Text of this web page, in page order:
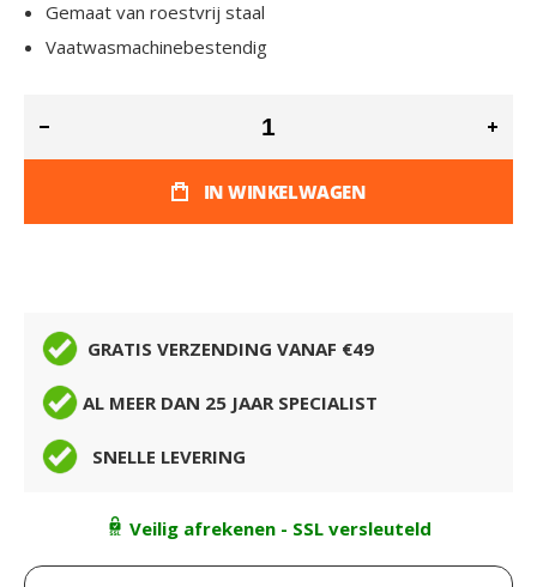
Gemaat van roestvrij staal
Vaatwasmachinebestendig
IN WINKELWAGEN
GRATIS VERZENDING VANAF €49
AL MEER DAN 25 JAAR SPECIALIST
SNELLE LEVERING
Veilig afrekenen - SSL versleuteld